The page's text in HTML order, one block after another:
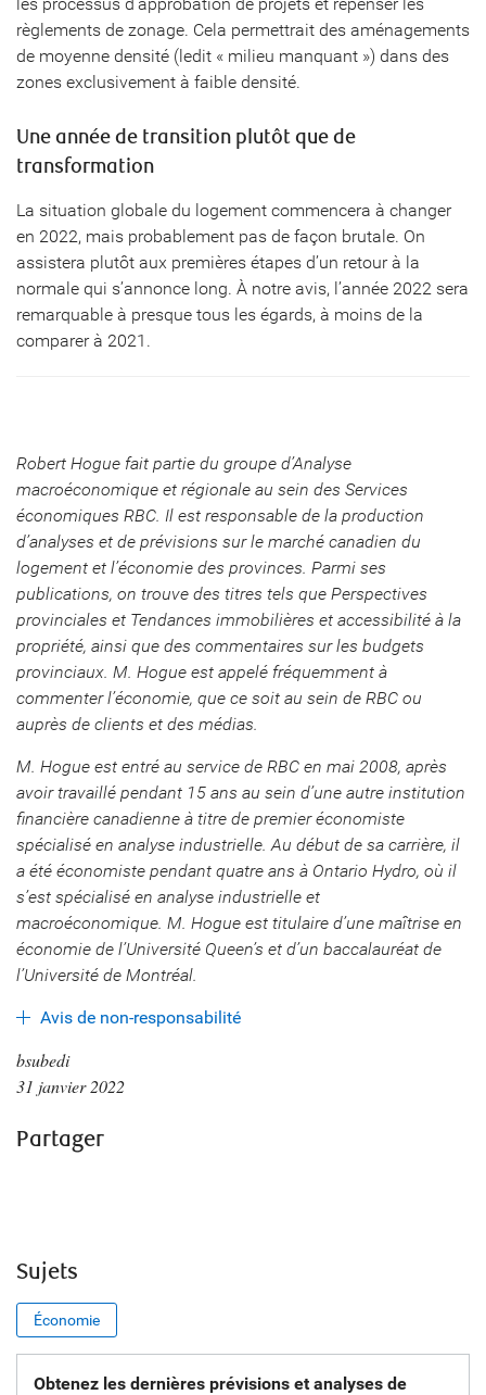
règlements de zonage. Cela permettrait des aménagements
de moyenne densité (ledit « milieu manquant ») dans des
zones exclusivement à faible densité.
Une année de transition plutôt que de
transformation
La situation globale du logement commencera à changer
en 2022, mais probablement pas de façon brutale. On
assistera plutôt aux premières étapes d’un retour à la
normale qui s’annonce long. À notre avis, l’année 2022 sera
remarquable à presque tous les égards, à moins de la
comparer à 2021.
Robert Hogue fait partie du groupe d’Analyse
macroéconomique et régionale au sein des Services
économiques RBC. Il est responsable de la production
d’analyses et de prévisions sur le marché canadien du
logement et l’économie des provinces. Parmi ses
publications, on trouve des titres tels que Perspectives
provinciales et Tendances immobilières et accessibilité à la
propriété, ainsi que des commentaires sur les budgets
provinciaux. M. Hogue est appelé fréquemment à
commenter l’économie, que ce soit au sein de RBC ou
auprès de clients et des médias.
M. Hogue est entré au service de RBC en mai 2008, après
avoir travaillé pendant 15 ans au sein d’une autre institution
financière canadienne à titre de premier économiste
spécialisé en analyse industrielle. Au début de sa carrière, il
a été économiste pendant quatre ans à Ontario Hydro, où il
s’est spécialisé en analyse industrielle et
macroéconomique. M. Hogue est titulaire d’une maîtrise en
économie de l’Université Queen’s et d’un baccalauréat de
l’Université de Montréal.
Avis de non-responsabilité
bsubedi
31 janvier 2022
Partager
Sujets
Économie
Obtenez les dernières prévisions et analyses de